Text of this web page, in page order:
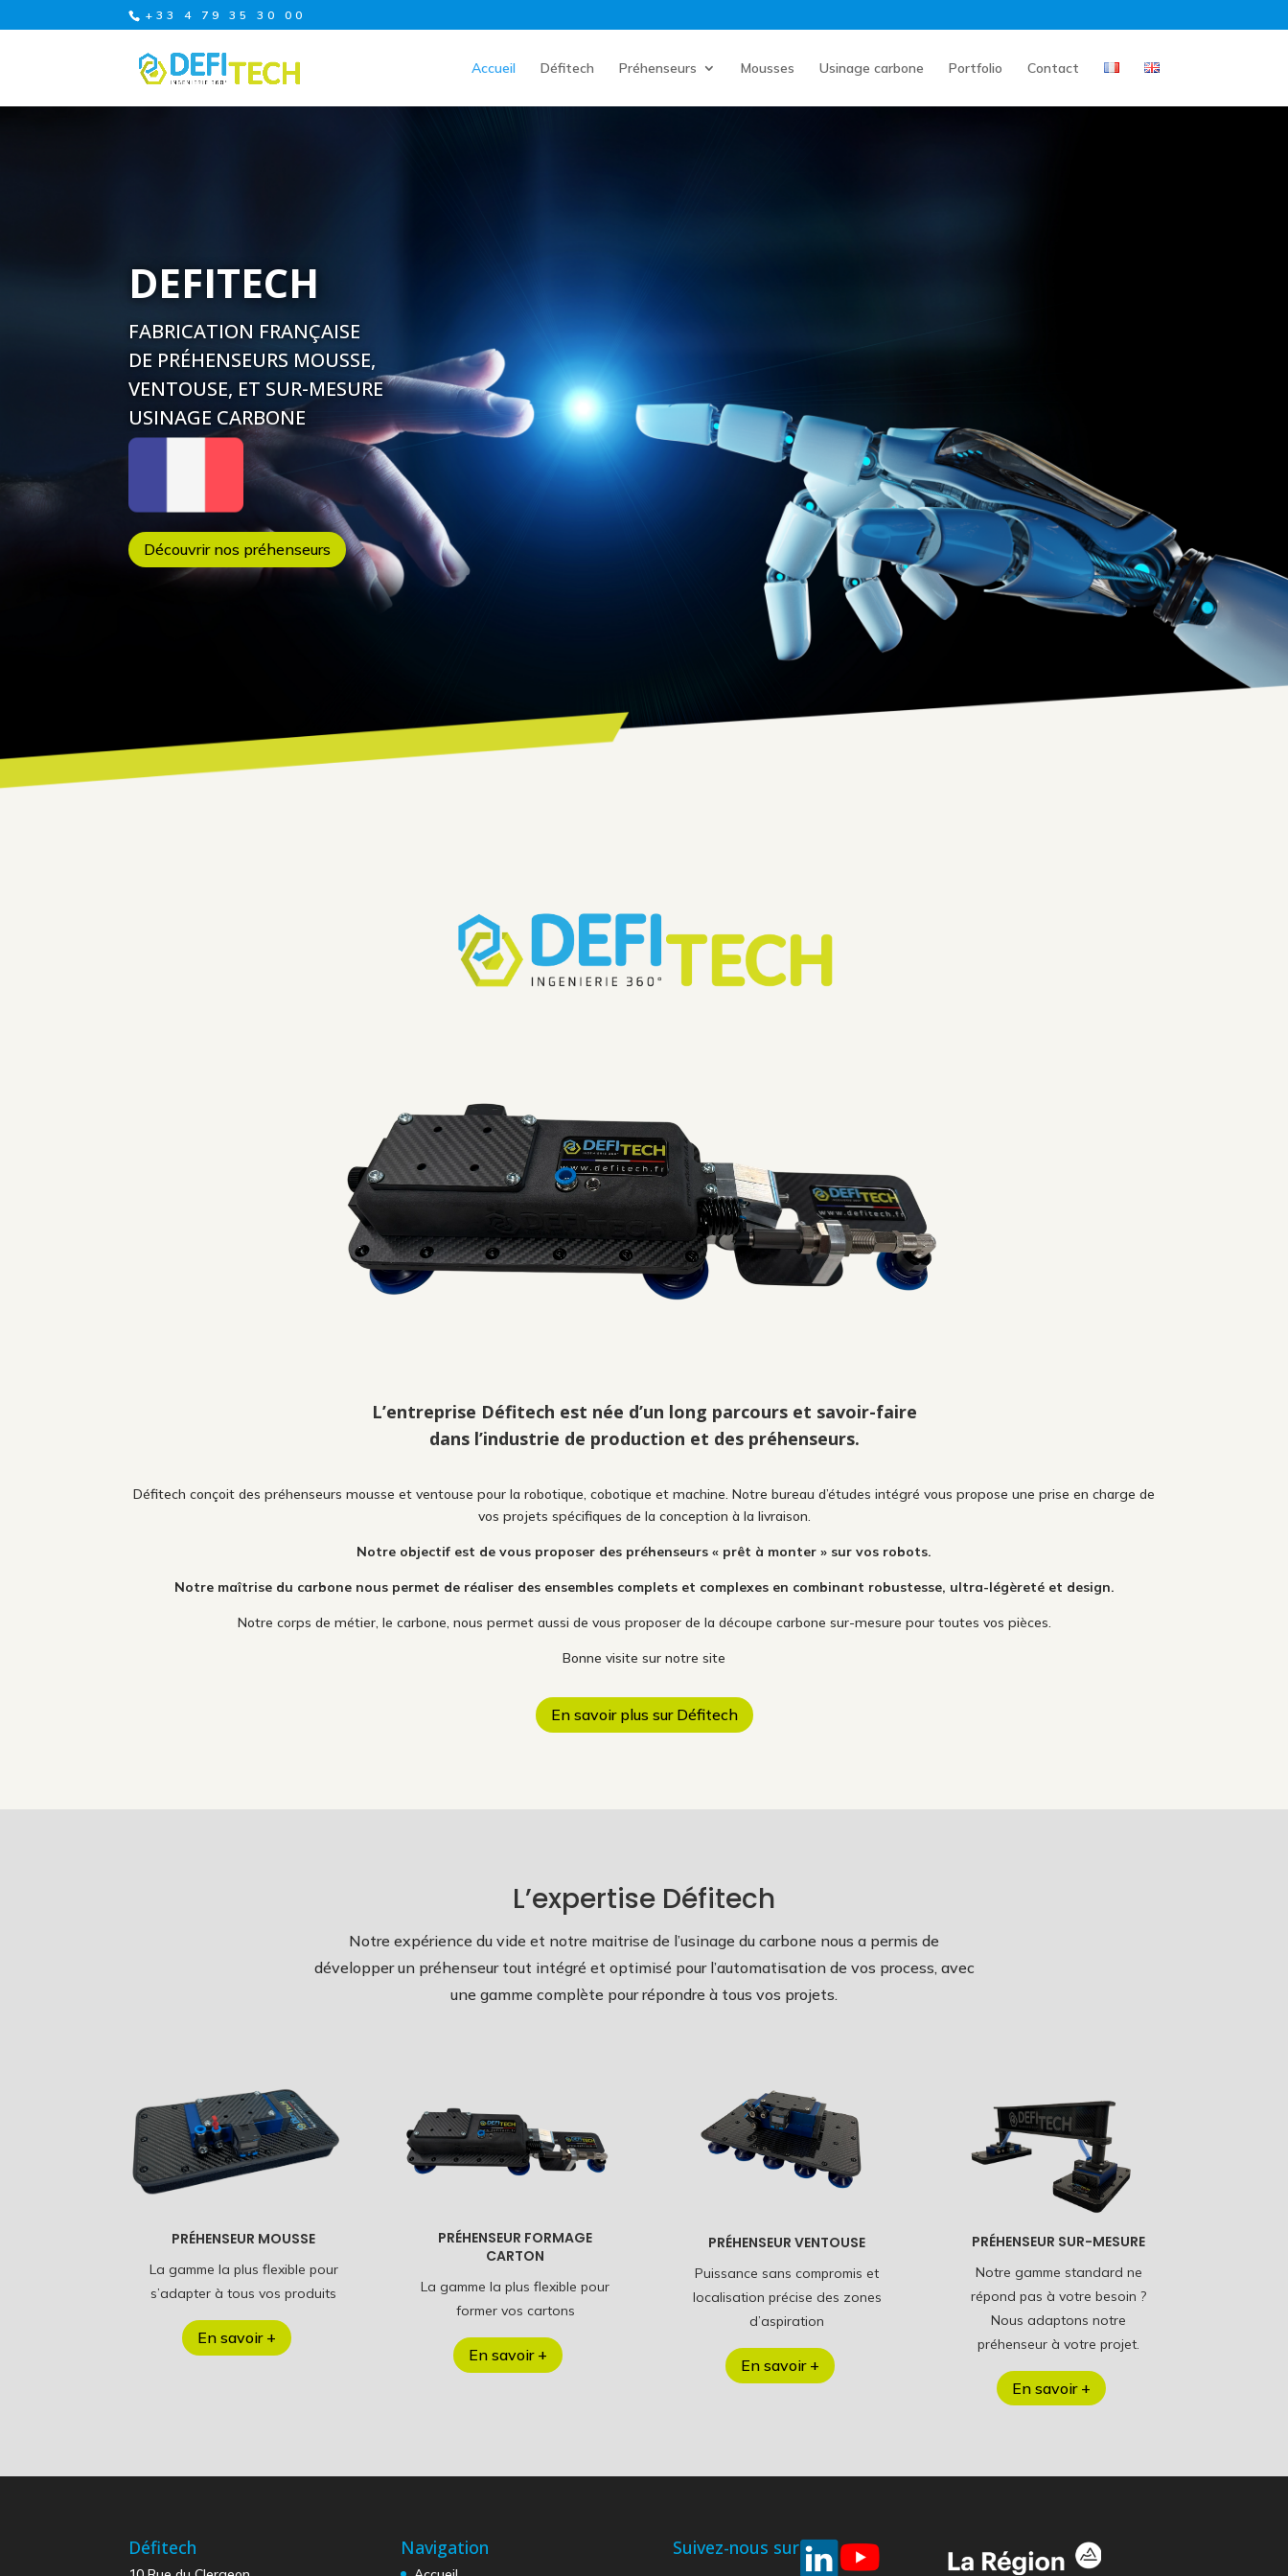
+33 4 79 35 30 00
Accueil Défitech Préhenseurs Mousses Usinage carbone Portfolio Contact
DEFITECH
FABRICATION FRANÇAISE
DE PRÉHENSEURS MOUSSE,
VENTOUSE, ET SUR-MESURE
USINAGE CARBONE
Découvrir nos préhenseurs
L’entreprise Défitech est née d’un long parcours et savoir-faire
dans l’industrie de production et des préhenseurs.
Défitech conçoit des préhenseurs mousse et ventouse pour la robotique, cobotique et machine. Notre bureau d’études intégré vous propose une prise en charge de
vos projets spécifiques de la conception à la livraison.
Notre objectif est de vous proposer des préhenseurs « prêt à monter » sur vos robots.
Notre maîtrise du carbone nous permet de réaliser des ensembles complets et complexes en combinant robustesse, ultra-légèreté et design.
Notre corps de métier, le carbone, nous permet aussi de vous proposer de la découpe carbone sur-mesure pour toutes vos pièces.
Bonne visite sur notre site
En savoir plus sur Défitech
L’expertise Défitech
Notre expérience du vide et notre maitrise de l’usinage du carbone nous a permis de
développer un préhenseur tout intégré et optimisé pour l’automatisation de vos process, avec
une gamme complète pour répondre à tous vos projets.
PRÉHENSEUR MOUSSE
La gamme la plus flexible pour
s’adapter à tous vos produits
En savoir +
PRÉHENSEUR FORMAGE
CARTON
La gamme la plus flexible pour
former vos cartons
En savoir +
PRÉHENSEUR VENTOUSE
Puissance sans compromis et
localisation précise des zones
d’aspiration
En savoir +
PRÉHENSEUR SUR-MESURE
Notre gamme standard ne
répond pas à votre besoin ?
Nous adaptons notre
préhenseur à votre projet.
En savoir +
Défitech Navigation Suivez-nous sur